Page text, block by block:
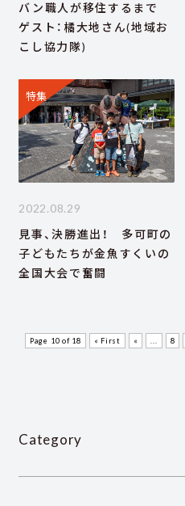
バン職人が移住するまで
ゲスト：橘大地さん(地域お
こし協力隊)
特集
2022.08.29
見事、決勝進出！ 多可町の
子どもたちが金魚すくいの
全国大会で奮闘
Page 10 of 18 « First « 8
Category